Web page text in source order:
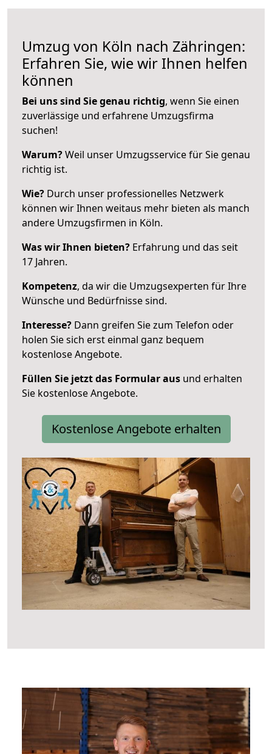
Umzug von Köln nach Zähringen:
Erfahren Sie, wie wir Ihnen helfen
können
Bei uns sind Sie genau richtig, wenn Sie einen
zuverlässige und erfahrene Umzugsfirma
suchen!
Warum?Weil unser Umzugsservice für Sie genau
richtig ist.
Wie? Durch unser professionelles Netzwerk
können wir Ihnen weitaus mehr bieten als manch
andere Umzugsfirmen in Köln.
Was wir Ihnen bieten? Erfahrung und das seit
17 Jahren.
Kompetenz, da wir die Umzugsexperten für Ihre
Wünsche und Bedürfnisse sind.
Interesse? Dann greifen Sie zum Telefon oder
holen Sie sich erst einmal ganz bequem
kostenlose Angebote.
Füllen Sie jetzt das Formular aus und erhalten
Sie kostenlose Angebote.
Kostenlose Angebote erhalten